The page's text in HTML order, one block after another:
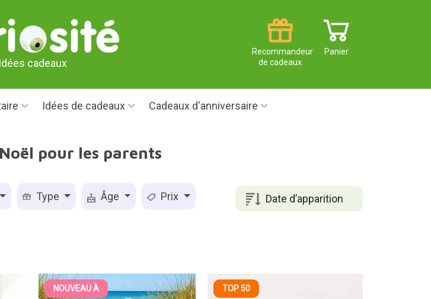
Idées cadeaux
Panier
Recommandeur
de cadeaux
Idées de cadeaux Cadeaux d'anniversaire
pour les parents
Date d’apparition
Type Âge Prix
NOUVEAU À TOP 50